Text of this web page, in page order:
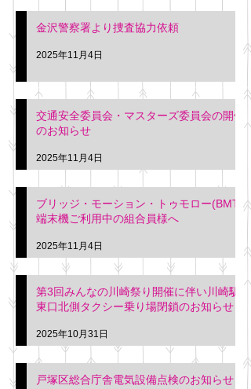
金沢警察署より捜査協力依頼
2025年11月4日
交通安全委員会・マスターズ委員会の開催
のお知らせ
2025年11月4日
ブリッジ・モーション・トゥモロー(BMT)
端末機ご利用中の組合員様へ
2025年11月4日
第3回みんなの川崎祭り開催に伴い川崎駅
東口北側タクシー乗り場閉鎖のお知らせ
2025年10月31日
戸塚区総合庁舎電気設備点検のお知らせ